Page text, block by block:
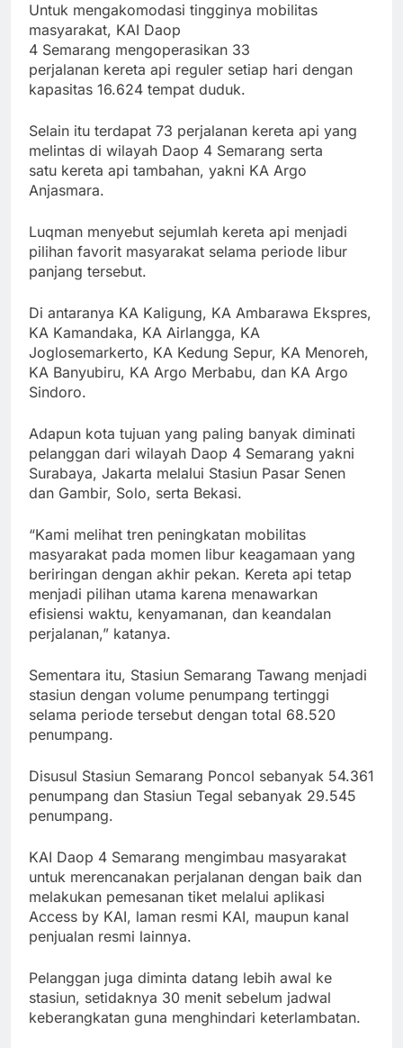
Untuk mengakomodasi tingginya mobilitas
masyarakat, KAI Daop
4 Semarang mengoperasikan 33
perjalanan kereta api reguler setiap hari dengan
kapasitas 16.624 tempat duduk.
Selain itu terdapat 73 perjalanan kereta api yang
melintas di wilayah Daop 4 Semarang serta
satu kereta api tambahan, yakni KA Argo
Anjasmara.
Luqman menyebut sejumlah kereta api menjadi
pilihan favorit masyarakat selama periode libur
panjang tersebut.
Di antaranya KA Kaligung, KA Ambarawa Ekspres,
KA Kamandaka, KA Airlangga, KA
Joglosemarkerto, KA Kedung Sepur, KA Menoreh,
KA Banyubiru, KA Argo Merbabu, dan KA Argo
Sindoro.
Adapun kota tujuan yang paling banyak diminati
pelanggan dari wilayah Daop 4 Semarang yakni
Surabaya, Jakarta melalui Stasiun Pasar Senen
dan Gambir, Solo, serta Bekasi.
“Kami melihat tren peningkatan mobilitas
masyarakat pada momen libur keagamaan yang
beriringan dengan akhir pekan. Kereta api tetap
menjadi pilihan utama karena menawarkan
efisiensi waktu, kenyamanan, dan keandalan
perjalanan,” katanya.
Sementara itu, Stasiun Semarang Tawang menjadi
stasiun dengan volume penumpang tertinggi
selama periode tersebut dengan total 68.520
penumpang.
Disusul Stasiun Semarang Poncol sebanyak 54.361
penumpang dan Stasiun Tegal sebanyak 29.545
penumpang.
KAI Daop 4 Semarang mengimbau masyarakat
untuk merencanakan perjalanan dengan baik dan
melakukan pemesanan tiket melalui aplikasi
Access by KAI, laman resmi KAI, maupun kanal
penjualan resmi lainnya.
Pelanggan juga diminta datang lebih awal ke
stasiun, setidaknya 30 menit sebelum jadwal
keberangkatan guna menghindari keterlambatan.